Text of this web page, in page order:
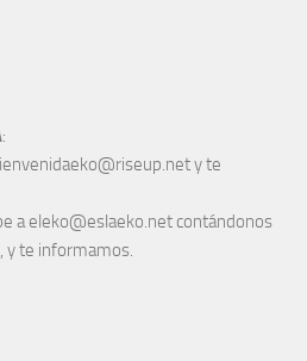
:
y te
a eleko@eslaeko.net contándonos
y te informamos.